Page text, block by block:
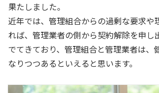
果たしました。
近年では、管理組合からの過剰な要求や
れば、管理業者の側から契約解除を申し
でてきており、管理組合と管理業者は、
なりつつあるといえると思います。